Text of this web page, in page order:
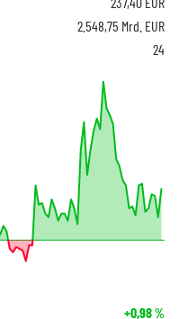
2.548,75 Mrd. EUR
24
+0,98%